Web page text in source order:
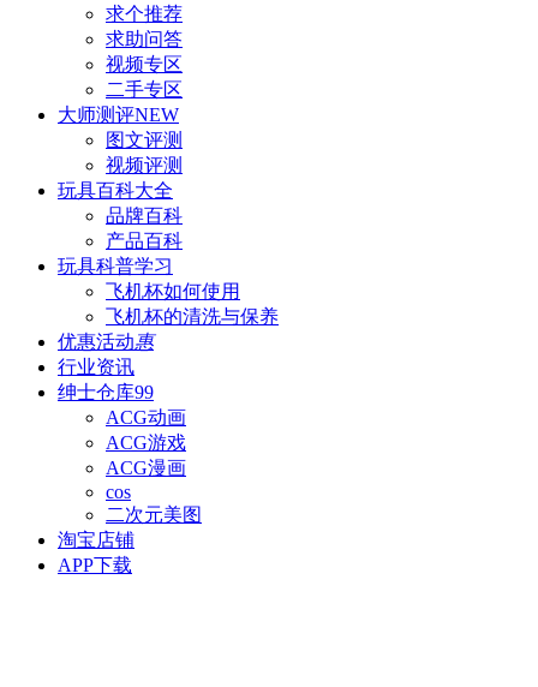
求个推荐
求助问答
视频专区
二手专区
大师测评NEW
图文评测
视频评测
玩具百科大全
品牌百科
产品百科
玩具科普学习
飞机杯如何使用
飞机杯的清洗与保养
优惠活动惠
行业资讯
绅士仓库99
ACG动画
ACG游戏
ACG漫画
cos
二次元美图
淘宝店铺
APP下载